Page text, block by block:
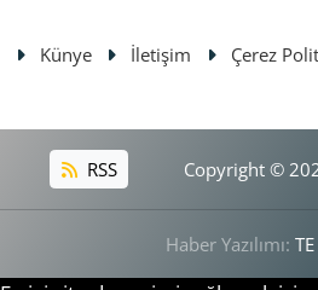
Künye İletişim Çerez
RSS Copyright ©
Haber Yazılımı: